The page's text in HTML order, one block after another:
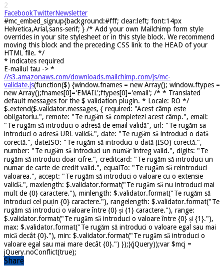
2
FacebookTwitterNewsletter
#mc_embed_signup{background:#fff; clear:left; font:14px
Helvetica,Arial,sans-serif; } /* Add your own Mailchimp form style
overrides in your site stylesheet or in this style block. We recommend
moving this block and the preceding CSS link to the HEAD of your
HTML file. */
* indicates required
E-mailul tau -> *
//s3.amazonaws.com/downloads.mailchimp.com/js/mc-
validate.js(function($) {window.fnames = new Array(); window.ftypes =
new Array();fnames[0]='EMAIL';ftypes[0]='email'; /* * Translated
default messages for the $ validation plugin. * Locale: RO */
$.extend($.validator.messages, { required: "Acest câmp este
obligatoriu.", remote: "Te rugăm să completezi acest câmp.", email:
"Te rugăm să introduci o adresă de email validă", url: "Te rugăm sa
introduci o adresă URL validă.", date: "Te rugăm să introduci o dată
corectă.", dateISO: "Te rugăm să introduci o dată (ISO) corectă.",
number: "Te rugăm să introduci un număr întreg valid.", digits: "Te
rugăm să introduci doar cifre.", creditcard: "Te rugăm să introduci un
numar de carte de credit valid.", equalTo: "Te rugăm să reintroduci
valoarea.", accept: "Te rugăm să introduci o valoare cu o extensie
validă.", maxlength: $.validator.format("Te rugăm să nu introduci mai
mult de {0} caractere."), minlength: $.validator.format("Te rugăm să
introduci cel puțin {0} caractere."), rangelength: $.validator.format("Te
rugăm să introduci o valoare între {0} și {1} caractere."), range:
$.validator.format("Te rugăm să introduci o valoare între {0} și {1}."),
max: $.validator.format("Te rugăm să introduci o valoare egal sau mai
mică decât {0}."), min: $.validator.format("Te rugăm să introduci o
valoare egal sau mai mare decât {0}.") });}(jQuery));var $mcj =
jQuery.noConflict(true);
Share